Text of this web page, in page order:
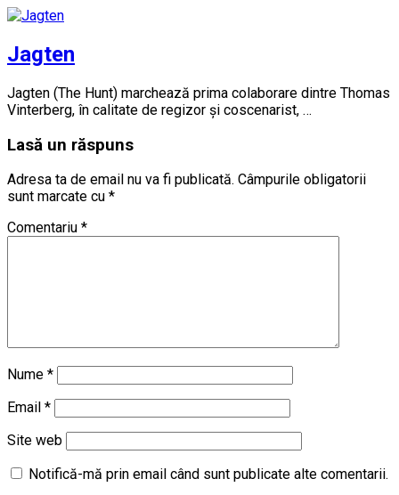
Jagten
Jagten (The Hunt) marchează prima colaborare dintre Thomas
Vinterberg, în calitate de regizor și coscenarist, …
Lasă un răspuns
Adresa ta de email nu va fi publicată. Câmpurile obligatorii
sunt marcate cu *
Comentariu *
Nume *
Email *
Site web
Notifică-mă prin email când sunt publicate alte comentarii.